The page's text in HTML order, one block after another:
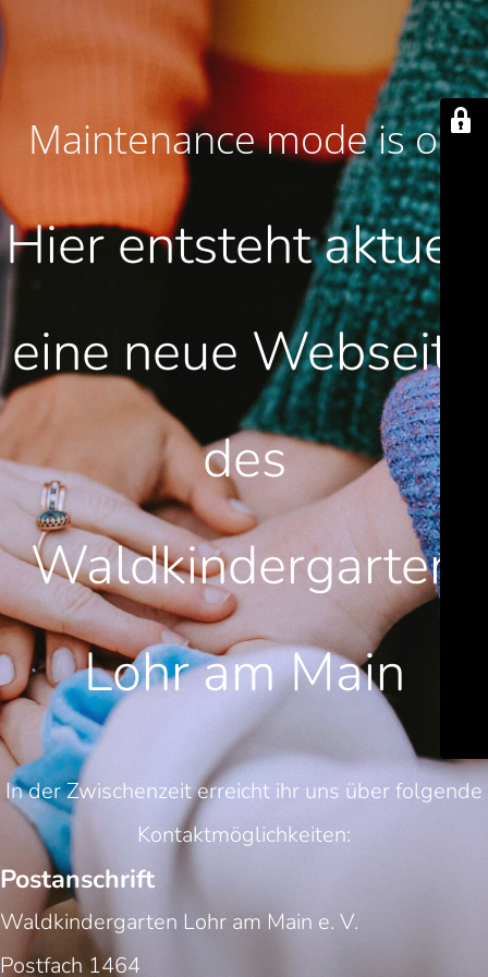
Maintenance mode is on
Hier entsteht aktuell
eine neue Webseite
des
Waldkindergarten
Lohr am Main
In der Zwischenzeit erreicht ihr uns über folgende
Kontaktmöglichkeiten:
Postanschrift
Waldkindergarten Lohr am Main e. V.
Postfach 1464